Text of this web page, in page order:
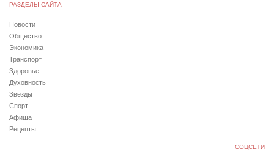
РАЗДЕЛЫ САЙТА
Новости
Общество
Экономика
Транспорт
Здоровье
Духовность
Звезды
Спорт
Афиша
Рецепты
СОЦСЕТИ